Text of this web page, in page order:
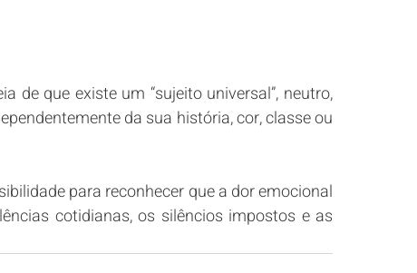
de que existe um “sujeito universal”, neutro,
da sua história, cor, classe ou
para reconhecer que a dor emocional
cotidianas, os silêncios impostos e as